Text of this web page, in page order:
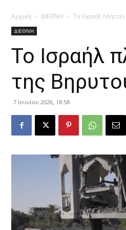
Αρχική ΔΙΕΘΝΗ Το Ισραήλ
ΔΙΕΘΝΗ
Το Ισραήλ
της
7 Ιουνίου 2026, 18:58